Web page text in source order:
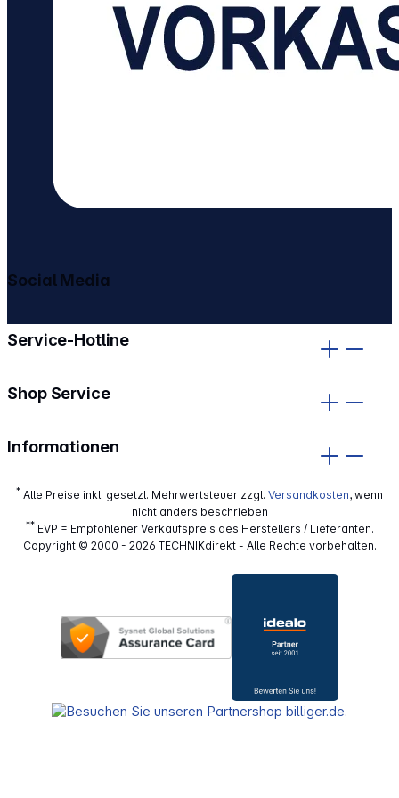
Service-Hotline
Shop Service
Informationen
Social Media
* Alle Preise inkl. gesetzl. Mehrwertsteuer zzgl. Versandkosten, wenn
nicht anders beschrieben
**EVP = Empfohlener Verkaufspreis des Herstellers / Lieferanten.
Copyright © 2000 - 2026 TECHNIKdirekt - Alle Rechte vorbehalten.